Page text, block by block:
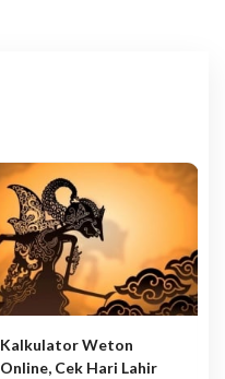
Kalkulator Weton
Online, Cek Hari Lahir